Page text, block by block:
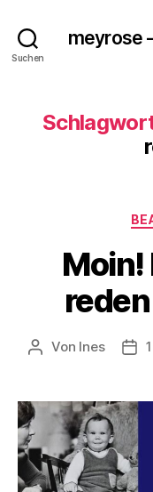
Suchen
meyrose
Moin!
Beitragsautor
Von Ines